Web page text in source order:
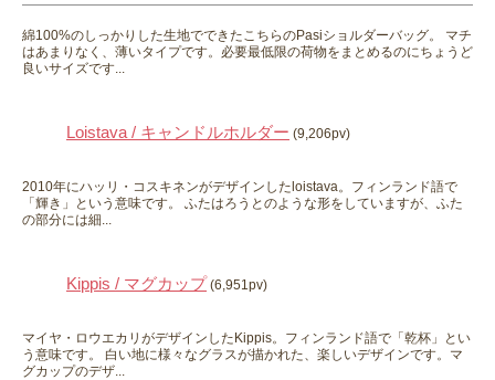
綿100%のしっかりした生地でできたこちらのPasiショルダーバッグ。 マチ
はあまりなく、薄いタイプです。必要最低限の荷物をまとめるのにちょうど
良いサイズです...
Loistava / キャンドルホルダー (9,206pv)
2010年にハッリ・コスキネンがデザインしたloistava。フィンランド語で
「輝き」という意味です。 ふたはろうとのような形をしていますが、ふた
の部分には細...
Kippis / マグカップ (6,951pv)
マイヤ・ロウエカリがデザインしたKippis。フィンランド語で「乾杯」とい
う意味です。 白い地に様々なグラスが描かれた、楽しいデザインです。マ
グカップのデザ...